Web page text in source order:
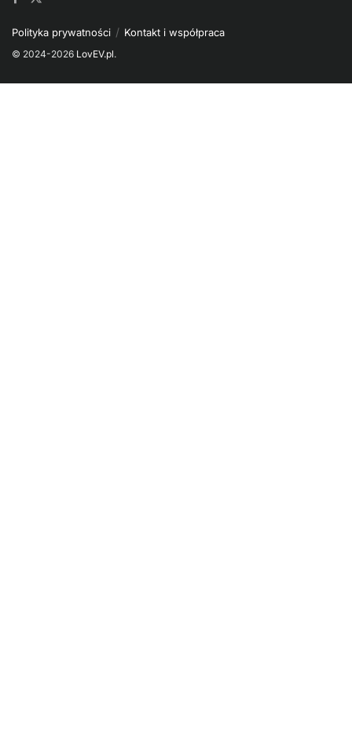
Polityka prywatności Kontakt i współpraca
© 2024-2026 LovEV.pl.